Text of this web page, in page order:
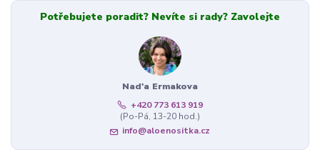
Potřebujete poradit? Nevíte si rady? Zavolejte
Nad'a Ermakova
+420 773 613 919
(Po-Pá, 13-20 hod.)
info@aloenositka.cz